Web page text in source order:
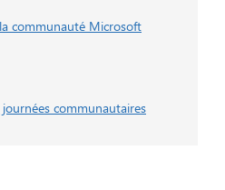
communauté Microsoft
journées communautaires